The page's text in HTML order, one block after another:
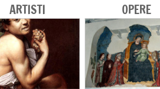
ARTISTI OPERE